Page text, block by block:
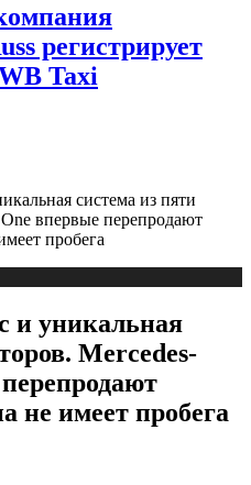
регистрирует
Taxi
система из пяти
впервые перепродают
пробега
и уникальная
Mercedes-
имеет пробега